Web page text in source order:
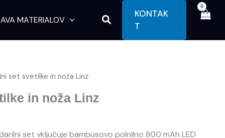
MATERIALOV Search
KONTAK
T
set svetilke in noža Linz
in noža Linz
set vključuje bambusovo polnilno 800 mAh LED